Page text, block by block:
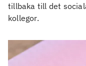
tillbaka till det
kollegor.